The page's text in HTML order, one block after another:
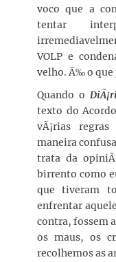
voco que a
tentar
VOLP e
velho. Ã‰ o
Quando o
texto do
vÃ¡rias
maneira
trata da
birrento como
que tiveram
enfrentar
contra, fossem
os maus, os
recolhemos as